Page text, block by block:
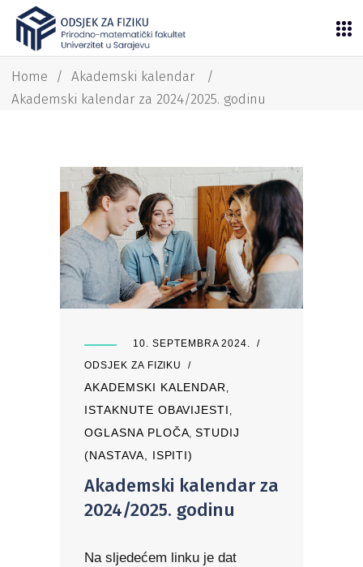
Home / Akademski kalendar
/
Akademski kalendar za 2024/2025. godinu
10. SEPTEMBRA 2024.
ODSJEK ZA FIZIKU
AKADEMSKI KALENDAR,
ISTAKNUTE OBAVIJESTI ,
OGLASNA PLOČA,STUDIJ
(NASTAVA, ISPITI)
Akademski kalendar za
2024/2025. godinu
Na sljedećem linku je dat